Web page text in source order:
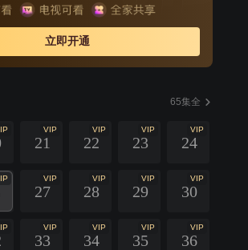
立即开通
65集全
VIP
21
VIP
22
VIP
23
VIP
24
VIP
27
VIP
28
VIP
29
VIP
30
VIP
33
VIP
34
VIP
35
VIP
36